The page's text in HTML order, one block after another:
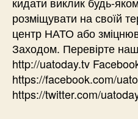
розміщувати на своїй
центр НАТО або
Заходом. Перевірте
http://uatoday.tv
https://facebook.com/
https://twitter.com/